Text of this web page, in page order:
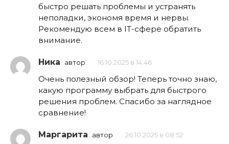
быстро решать проблемы и устранять
неполадки, экономя время и нервы.
Рекомендую всем в IT-сфере обратить
внимание.
Ника автор 16.10.2025 в 14:46
Очень полезный обзор! Теперь точно знаю,
какую программу выбрать для быстрого
решения проблем. Спасибо за наглядное
сравнение!
Маргарита автор 26.10.2025 в 08:52